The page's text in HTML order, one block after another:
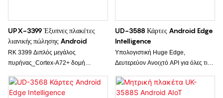
UPX-3399 Έξυπνες πλακέτες
λιανικής πώλησης Android
RK 3399 Διπλός μεγάλος
πυρήνας_Cortex-A72+ δομή
A53, Mali-T860 GPU υψηλής
απόδοσης, υποστηρίζει έξοδο ήχου
UD-3588 Κάρτες Android Edge
Intelligence
Υπολογιστική Huge Edge,
Δευτερεύον Ανοιχτό API για όλες τις
επεξεργαστής RK 3588 64-bit έως 2,4
GHz, Ενσωματωμένη NPU 6